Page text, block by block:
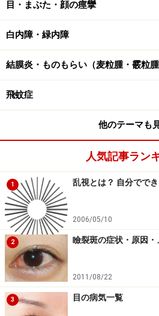
目・まぶた・顔の痙攣
白内障・緑内障
結膜炎・ものもらい（麦粒腫・霰粒腫
飛蚊症
他のテーマも
人気記事ラン
1 乱視とは？ 自分でで
2006/05/10
2 瞼裂斑の症状・原因・
2011/08/22
3 目の病気一覧